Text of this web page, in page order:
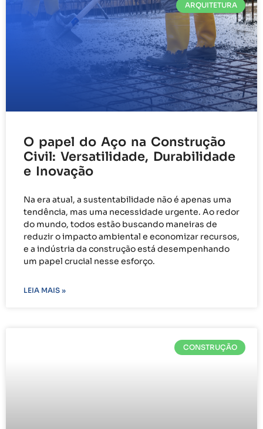
ARQUITETURA
O papel do Aço na Construção
Civil: Versatilidade, Durabilidade
e Inovação
Na era atual, a sustentabilidade não é apenas uma
tendência, mas uma necessidade urgente. Ao redor
do mundo, todos estão buscando maneiras de
reduzir o impacto ambiental e economizar recursos,
e a indústria da construção está desempenhando
um papel crucial nesse esforço.
LEIA MAIS »
CONSTRUÇÃO